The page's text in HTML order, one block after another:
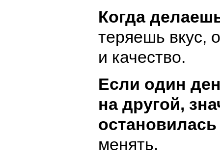
Когда
теряешь вкус,
и качество.
Если один
на другой,
остановилась
менять.